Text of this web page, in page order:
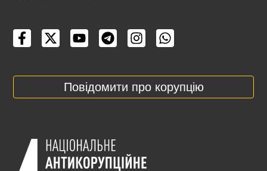
Повідомити про корупцію